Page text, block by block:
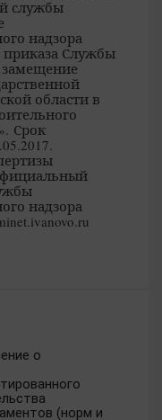
службы
надзора
приказа Службы
области в
Срок
надзора
о
(норм и